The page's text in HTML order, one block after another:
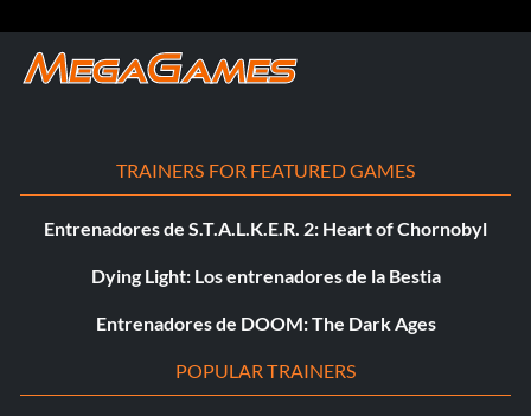
TRAINERS FOR FEATURED GAMES
Entrenadores de S.T.A.L.K.E.R. 2: Heart of Chornobyl
Dying Light: Los entrenadores de la Bestia
Entrenadores de DOOM: The Dark Ages
POPULAR TRAINERS